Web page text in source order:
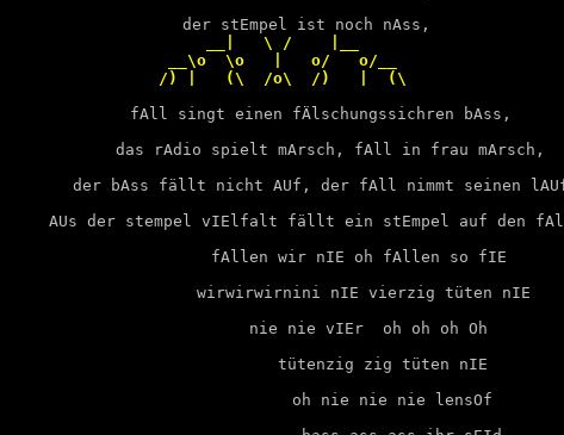
  der stEmpel ist noch nAss,
__|   \ /
__\o  \o   |   o/   o/
/) |   (\  /o\  /)   |
fAll singt einen fÄlschungssichren bAss,
       das rAdio spielt mArsch, fAll in frau mArsch,
der bAss fällt nicht AUf, der fAll nimmt seinen
AUs der stempel vIElfalt fällt ein stEmpel auf den
             fAllen wir nIE oh fAllen so fIE
              wirwirwirnini nIE vierzig tüten nIE
                nie nie vIEr  oh oh oh Oh
                  tütenzig zig tüten nIE
                    oh nie nie nie lensOf